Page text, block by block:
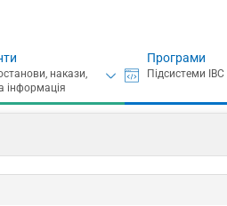
Програми